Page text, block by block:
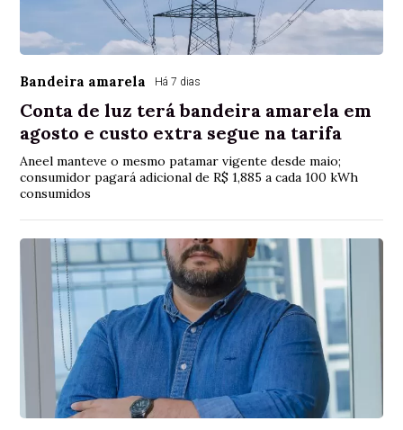
Bandeira amarela Há 7 dias
Conta de luz terá bandeira amarela em
agosto e custo extra segue na tarifa
Aneel manteve o mesmo patamar vigente desde maio;
consumidor pagará adicional de R$ 1,885 a cada 100 kWh
consumidos